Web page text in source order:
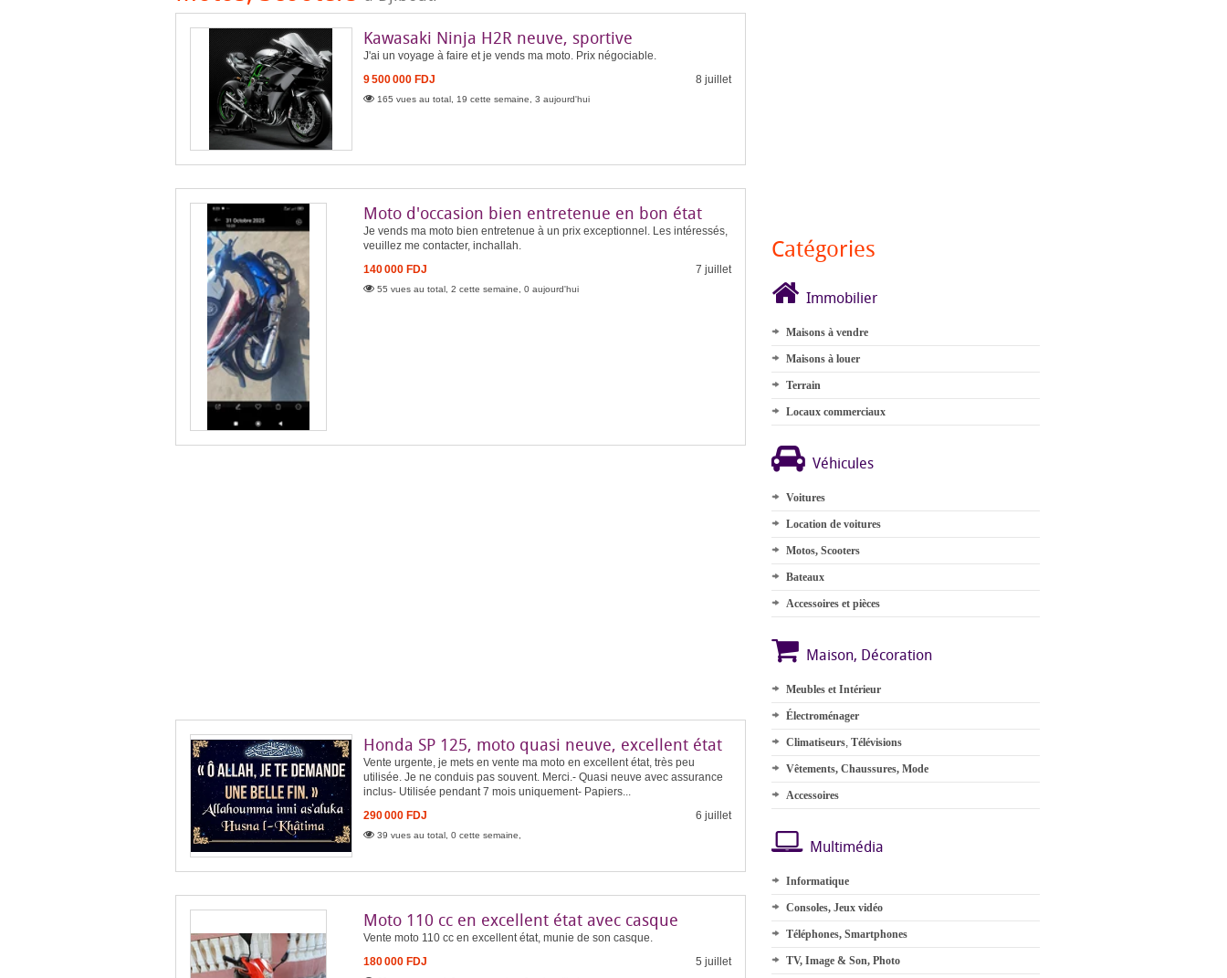
Kawasaki Ninja H2R neuve, sportive
J'ai un voyage à faire et je vends ma moto. Prix négociable.
9 500 000 FDJ
8 juillet
165 vues au total, 19 cette semaine, 3 aujourd'hui
Moto d'occasion bien entretenue en bon état
Je vends ma moto bien entretenue à un prix exceptionnel. Les intéressés,
veuillez me contacter, inchallah.
140 000 FDJ
7 juillet
55 vues au total, 2 cette semaine, 0 aujourd'hui
Honda SP 125, moto quasi neuve, excellent état
Vente urgente, je mets en vente ma moto en excellent état, très peu
utilisée. Je ne conduis pas souvent. Merci.- Quasi neuve avec assurance
inclus- Utilisée pendant 7 mois uniquement- Papiers...
290 000 FDJ
6 juillet
39 vues au total, 0 cette semaine,
Moto 110 cc en excellent état avec casque
Vente moto 110 cc en excellent état, munie de son casque.
180 000 FDJ
5 juillet
Catégories
Immobilier
Maisons à vendre
Maisons à louer
Terrain
Locaux commerciaux
Véhicules
Voitures
Location de voitures
Motos, Scooters
Bateaux
Accessoires et pièces
Maison, Décoration
Meubles et Intérieur
Électroménager
Climatiseurs, Télévisions
Vêtements, Chaussures, Mode
Accessoires
Multimédia
Informatique
Consoles, Jeux vidéo
Téléphones, Smartphones
TV, Image & Son, Photo